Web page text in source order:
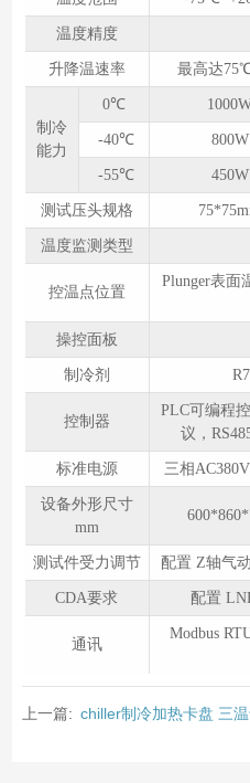
温度精度
升降温速率 最高达
制冷
能力
0℃
-40℃ 800W
-55℃ 450W
测试压头规格
温度监测类型
控温点位置
Plunger表面
操控⾯板
制冷剂
控制器
PLC可编程
议，
标准电源 三相
设备外形尺⼨
mm
测试件受⼒调节 配置 Z轴气
CDA要求 配置
通讯
Modbus
上一篇: chiller制冷加热卡盘 三